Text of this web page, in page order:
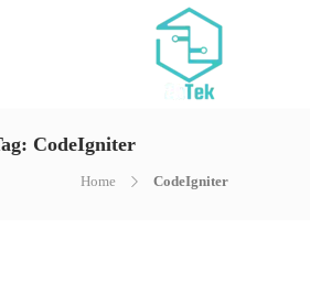
CodeIgniter
Home CodeIgniter